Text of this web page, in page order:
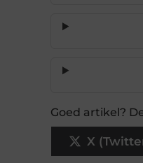
Goed artikel?
X